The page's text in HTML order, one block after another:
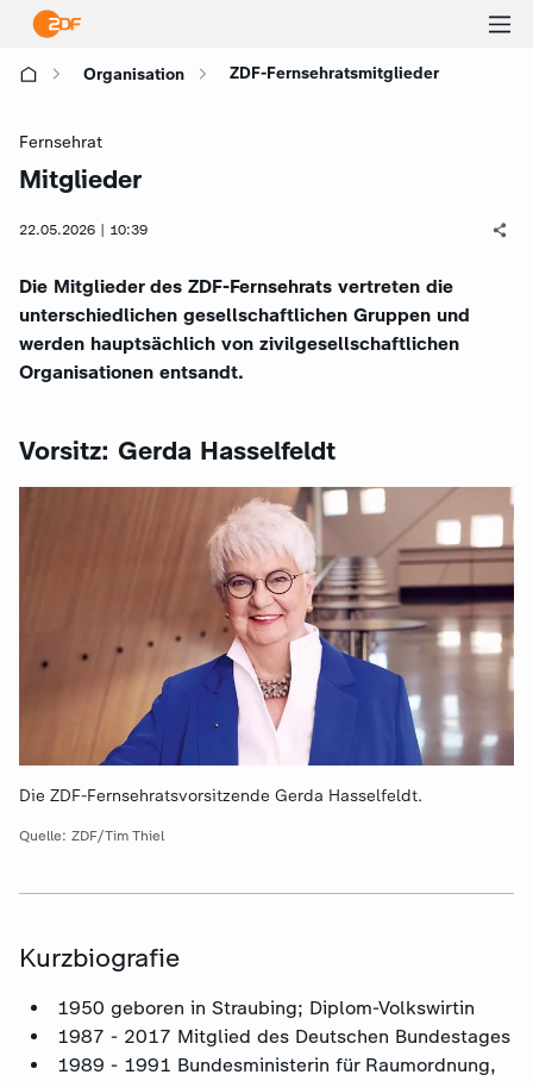
Organisation ZDF-Fernsehratsmitglieder
Fernsehrat
:
Mitglieder
22.05.2026 | 10:39
Die Mitglieder des ZDF-Fernsehrats vertreten die
unterschiedlichen gesellschaftlichen Gruppen und
werden hauptsächlich von zivilgesellschaftlichen
Organisationen entsandt.
Vorsitz: Gerda Hasselfeldt
Die ZDF-Fernsehratsvorsitzende Gerda Hasselfeldt.
Quelle: ZDF/Tim Thiel
Kurzbiografie
1950 geboren in Straubing; Diplom-Volkswirtin
1987 - 2017 Mitglied des Deutschen Bundestages
1989 - 1991 Bundesministerin für Raumordnung,